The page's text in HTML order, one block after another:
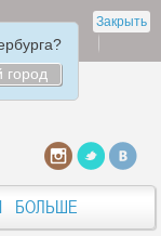
Закрыть
город
БОЛЬШЕ